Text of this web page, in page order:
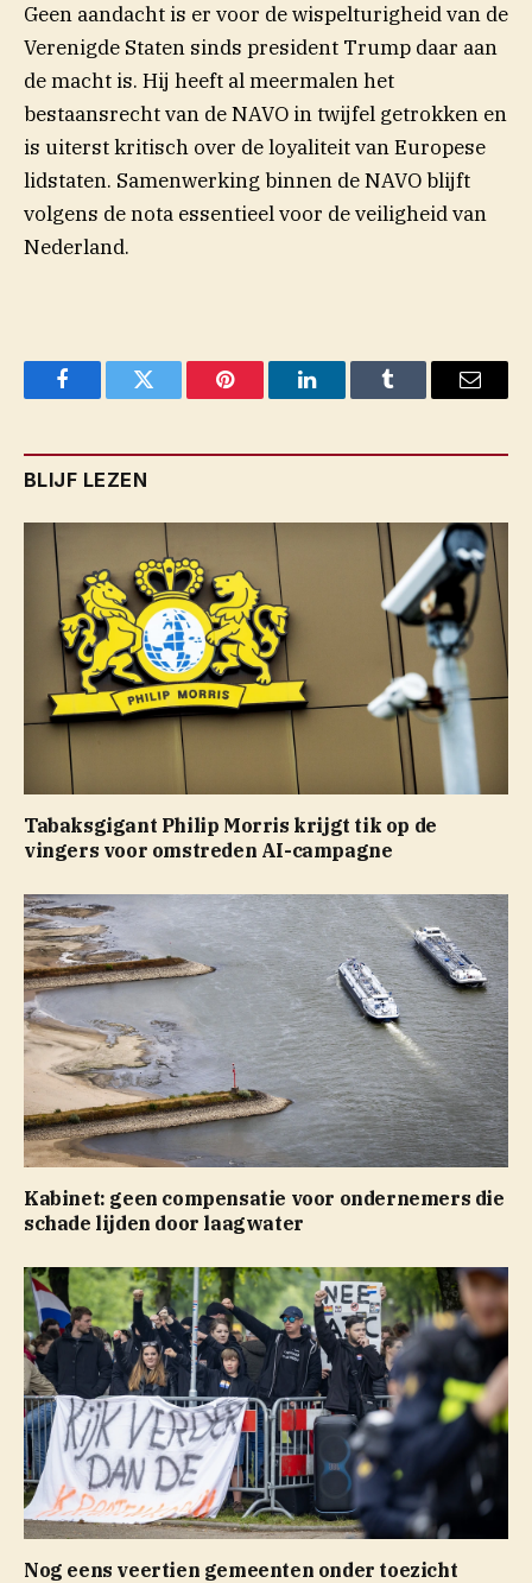
Geen aandacht is er voor de wispelturigheid van de
Verenigde Staten sinds president Trump daar aan
de macht is. Hij heeft al meermalen het
bestaansrecht van de NAVO in twijfel getrokken en
is uiterst kritisch over de loyaliteit van Europese
lidstaten. Samenwerking binnen de NAVO blijft
volgens de nota essentieel voor de veiligheid van
Nederland.
FacebookTwitter Pinterest LinkedInTumblr Email
BLIJF LEZEN
Tabaksgigant Philip Morris krijgt tik op de
vingers voor omstreden AI-campagne
Kabinet: geen compensatie voor ondernemers die
schade lijden door laagwater
Nog eens veertien gemeenten onder toezicht